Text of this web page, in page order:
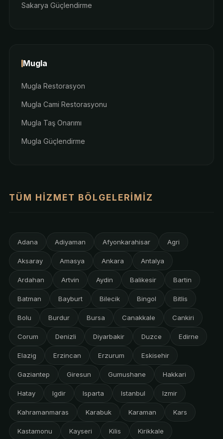
Sakarya Güçlendirme
Mugla
Mugla Restorasyon
Mugla Cami Restorasyonu
Mugla Taş Onarımı
Mugla Güçlendirme
TÜM HIZMET BÖLGELERIMIZ
Adana Adiyaman Afyonkarahisar Agri
Aksaray Amasya Ankara Antalya
Ardahan Artvin Aydin Balikesir Bartin
Batman Bayburt Bilecik Bingol Bitlis
Bolu Burdur Bursa Canakkale Cankiri
Corum Denizli Diyarbakir Duzce Edirne
Elazig Erzincan Erzurum Eskisehir
Gaziantep Giresun Gumushane Hakkari
Hatay Igdir Isparta Istanbul Izmir
Kahramanmaras Karabuk Karaman Kars
Kastamonu Kayseri Kilis Kirikkale